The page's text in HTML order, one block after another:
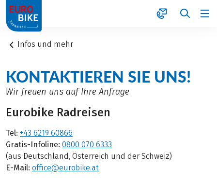
1
Infos und mehr
KONTAKTIEREN SIE UNS!
Wir freuen uns auf Ihre Anfrage
Eurobike Radreisen
Tel: +43 6219 60866
Gratis-Infoline: 0800 070 6333
(aus Deutschland, Österreich und der Schweiz)
E-Mail: office@eurobike.at